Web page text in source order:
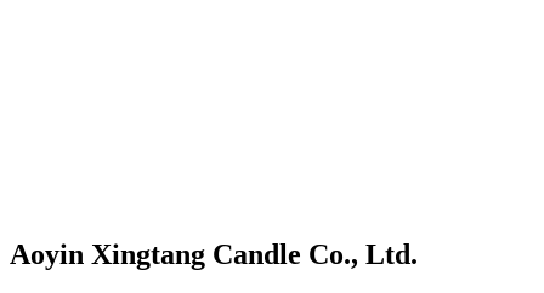
Aoyin Xingtang Candle Co., Ltd.